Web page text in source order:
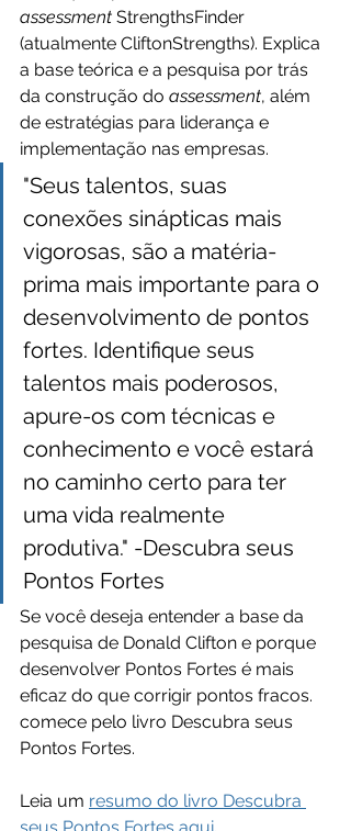
assessment StrengthsFinder
(atualmente CliftonStrengths). Explica
a base teórica e a pesquisa por trás
da construção do assessment, além
de estratégias para liderança e
implementação nas empresas.
"Seus talentos, suas
conexões sinápticas mais
vigorosas, são a matéria-
prima mais importante para o
desenvolvimento de pontos
fortes. Identifique seus
talentos mais poderosos,
apure-os com técnicas e
conhecimento e você estará
no caminho certo para ter
uma vida realmente
produtiva." -Descubra seus
Pontos Fortes
Se você deseja entender a base da
pesquisa de Donald Clifton e porque
desenvolver Pontos Fortes é mais
eficaz do que corrigir pontos fracos.
comece pelo livro Descubra seus
Pontos Fortes.
Leia um resumo do livro Descubra
seus Pontos Fortes aqui.